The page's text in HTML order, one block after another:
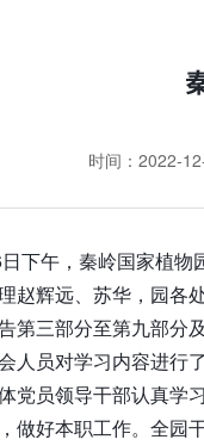
时间：2022-
下午，秦岭国家植物
赵辉远、苏华，园各
第三部分至第九部分
人员对学习内容进行
党员领导干部认真学
做好本职工作。全园